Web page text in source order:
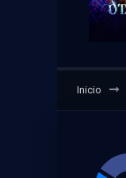
Inicio